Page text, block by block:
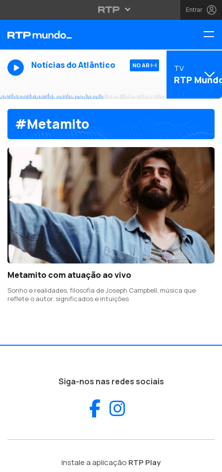
Entrar
Notícias do Atlântico NO AR TV
RTP
#Metamito
Metamito com atuação ao vivo
Sonho e realidades, filosofia de Joseph Campbell, música que
reflete o autor, significados e intuições
Siga-nos nas redes sociais
Facebook
Instale a aplicação RTP Play